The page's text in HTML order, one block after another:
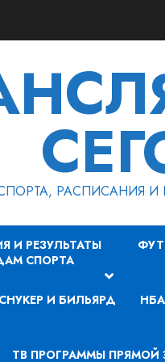
РАСПИСАНИЯ И
И РЕЗУЛЬТАТЫ
СПОРТА
СНУКЕР И БИЛЬЯРД НБА
ТВ ПРОГРАММЫ ПРЯМОЙ